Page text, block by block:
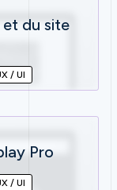
du site
/ UI
Pro
/ UI